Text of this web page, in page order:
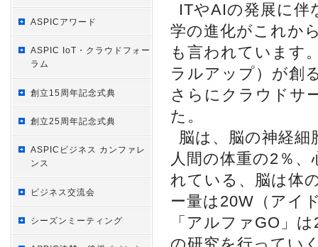
ASPICアワード
ASPIC IoT・クラウドフォー
ラム
創立15周年記念式典
創立25周年記念式典
ASPICビジネス カンファレ
ンス
ビジネス交流会
シーズンミーティング
ITやAIの発展に伴
学の進化がこれか
も言われています
ラルアップ）が創
さらにクラウドサ
た。
脳は、脳の神経
人間の体重の2％
れている、脳は体
ー量は20W（アイ
「アルファGO」